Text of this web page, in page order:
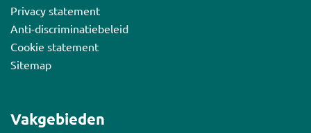
Privacy statement
Anti-discriminatiebeleid
Cookie statement
Sitemap
Vakgebieden